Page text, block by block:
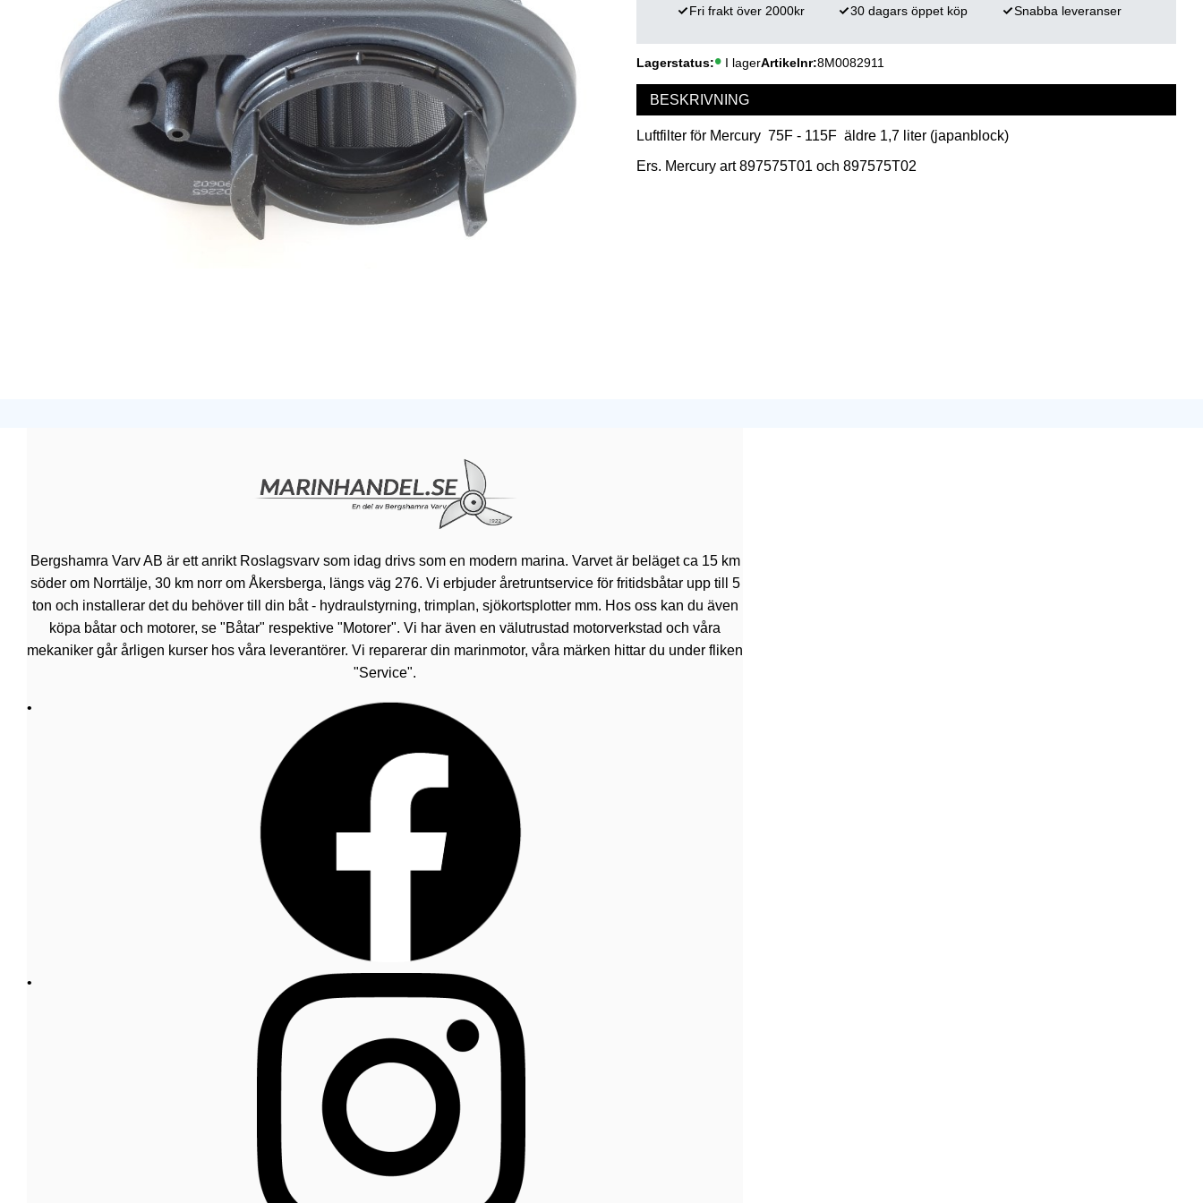
Lagerstatus I lagerArtikelnr 8M0082911
Fri frakt över 2000kr 30 dagars öppet köp Snabba leveranser
BESKRIVNING
Luftfilter för Mercury 75F - 115F äldre 1,7 liter (japanblock)
Ers. Mercury art 897575T01 och 897575T02
Bergshamra Varv AB är ett anrikt Roslagsvarv som idag drivs som en modern marina. Varvet är beläget ca 15 km
söder om Norrtälje, 30 km norr om Åkersberga, längs väg 276. Vi erbjuder åretruntservice för fritidsbåtar upp till 5
ton och installerar det du behöver till din båt - hydraulstyrning, trimplan, sjökortsplotter mm. Hos oss kan du även
köpa båtar och motorer, se "Båtar" respektive "Motorer". Vi har även en välutrustad motorverkstad och våra
mekaniker går årligen kurser hos våra leverantörer. Vi reparerar din marinmotor, våra märken hittar du under fliken
"Service".